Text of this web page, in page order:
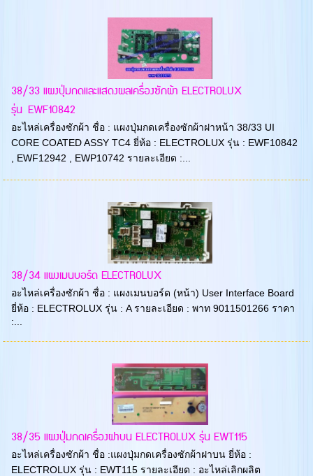
38/33 แผงปุ่มกดและแสดงผลเครื่องซักผ้า ELECTROLUX
รุ่น EWF10842
อะไหล่เครื่องซักผ้า ชื่อ : แผงปุ่มกดเครื่องซักผ้าฝาหน้า 38/33 UI
CORE COATED ASSY TC4 ยี่ห้อ : ELECTROLUX รุ่น : EWF10842
, EWF12942 , EWP10742 รายละเอียด :...
38/34 แผงเมนบอร์ด ELECTROLUX
อะไหล่เครื่องซักผ้า ชื่อ : แผงเมนบอร์ด (หน้า) User Interface Board
ยี่ห้อ : ELECTROLUX รุ่น : A รายละเอียด : พาท 9011501266 ราคา
:...
38/35 แผงปุ่มกดเครื่องฝาบน ELECTROLUX รุ่น EWT115
อะไหล่เครื่องซักผ้า ชื่อ :แผงปุ่มกดเครื่องซักผ้าฝาบน ยี่ห้อ :
ELECTROLUX รุ่น : EWT115 รายละเอียด : อะไหล่เลิกผลิต